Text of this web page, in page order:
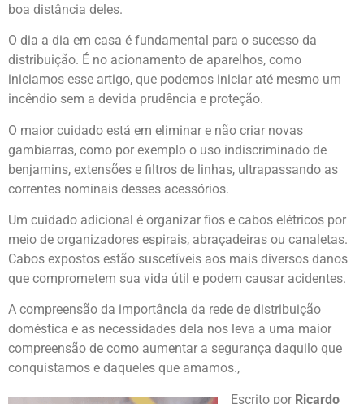
boa distância deles.
O dia a dia em casa é fundamental para o sucesso da
distribuição. É no acionamento de aparelhos, como
iniciamos esse artigo, que podemos iniciar até mesmo um
incêndio sem a devida prudência e proteção.
O maior cuidado está em eliminar e não criar novas
gambiarras, como por exemplo o uso indiscriminado de
benjamins, extensões e filtros de linhas, ultrapassando as
correntes nominais desses acessórios.
Um cuidado adicional é organizar fios e cabos elétricos por
meio de organizadores espirais, abraçadeiras ou canaletas.
Cabos expostos estão suscetíveis aos mais diversos danos
que comprometem sua vida útil e podem causar acidentes.
A compreensão da importância da rede de distribuição
doméstica e as necessidades dela nos leva a uma maior
compreensão de como aumentar a segurança daquilo que
conquistamos e daqueles que amamos.,
Escrito por Ricardo